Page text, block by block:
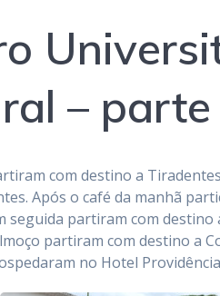
– parte
com destino a
Após o café da manhã
partiram com destino
partiram com destino a
no Hotel